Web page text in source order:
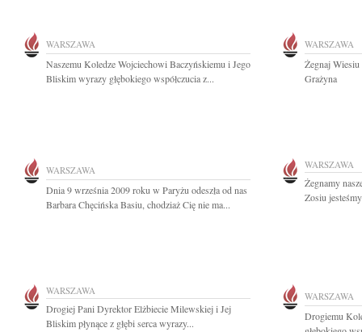
WARSZAWA
Naszemu Koledze Wojciechowi Baczyńskiemu i Jego
Bliskim wyrazy głębokiego współczucia z...
WARSZAWA
Żegnaj
Grażyna
WARSZAWA
Dnia 9 września 2009 roku w Paryżu odeszła od nas
Barbara Chęcińska Basiu, chodziaż Cię nie ma...
WARSZAWA
Żegnamy
Zosiu
WARSZAWA
Drogiej Pani Dyrektor Elżbiecie Milewskiej i Jej
Bliskim płynące z głębi serca wyrazy...
WARSZAWA
Drogiemu